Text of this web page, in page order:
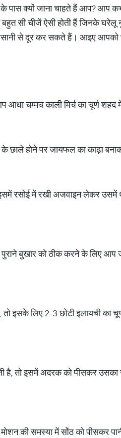
के पास क्यों जाना चाहते हैं आप?
बहुत सी चीजें ऐसी होती हैं जिनके
से दूर कर सकते हैं। आइए आपको
आधा चम्मच काली मिर्च का चूर्ण
होने पर जायफल का काढ़ा
रसोई में रखी अजवाइन लेकर
पुराने बुखार को ठीक करने के लिए
इसके लिए 2-3 छोटी इलायची का
है, तो इसमें अदरक को पीसकर
की समस्या में सोंठ को पीसकर